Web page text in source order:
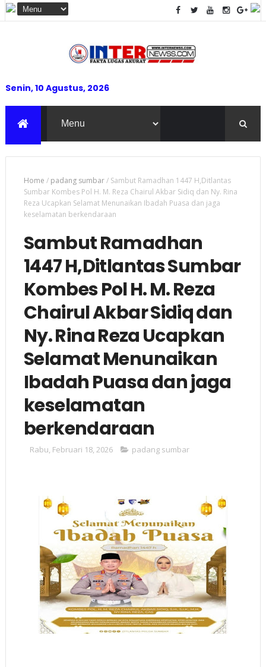
Senin, 10 Agustus, 2026
Home / padang sumbar/ Sambut Ramadhan 1447 H,Ditlantas
Sumbar Kombes Pol H. M. Reza Chairul Akbar Sidiq dan Ny. Rina
Reza Ucapkan Selamat Menunaikan Ibadah Puasa dan jaga
keselamatan berkendaraan
Sambut Ramadhan
1447 H,Ditlantas Sumbar
Kombes Pol H. M. Reza
Chairul Akbar Sidiq dan
Ny. Rina Reza Ucapkan
Selamat Menunaikan
Ibadah Puasa dan jaga
keselamatan
berkendaraan
Rabu, Februari 18, 2026 padang sumbar